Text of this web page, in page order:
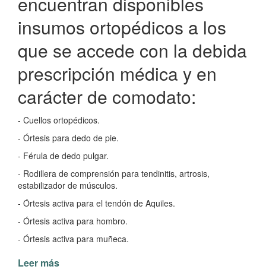
insumos ortopédicos a los
que se accede con la debida
prescripción médica y en
carácter de comodato:
- Cuellos ortopédicos.
- Órtesis para dedo de pie.
- Férula de dedo pulgar.
- Rodillera de comprensión para tendinitis, artrosis,
estabilizador de músculos.
- Órtesis activa para el tendón de Aquiles.
- Órtesis activa para hombro.
- Órtesis activa para muñeca.
Leer más